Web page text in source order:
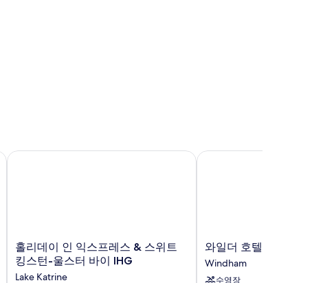
홀
리
데
홀리데이 인 익스프레스 & 스위트
킹스턴-울스터 바이 IHG
Lake Katrine
홀리데이 인 익스프레스 & 스위트 킹스턴-울스터 바이 IHG
와
일
더
와일더 호텔 윈덤
Windham
수영장
와일더 호텔 윈덤